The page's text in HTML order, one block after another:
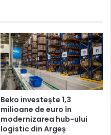
Beko investește 1,3
milioane de euro în
modernizarea hub-ului
logistic din Argeș